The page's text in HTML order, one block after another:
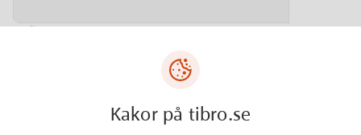
Kollektivtrafiknämnden och Byggnadsnämnden.
Kakor på tibro.se